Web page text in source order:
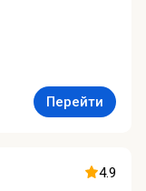
Перейти
4.9